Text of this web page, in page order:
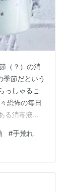
（？）の消
季節だという
っしゃるこ
恐怖の毎日
る消毒液を
婦湿疹とな
で考えよう
共同生活し
。 いわゆる
防いでく
#手荒れ